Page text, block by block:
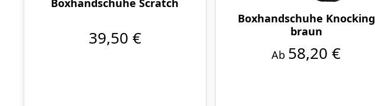
39,50 €
Boxhandschuhe Knocking
braun
Ab 58,20 €